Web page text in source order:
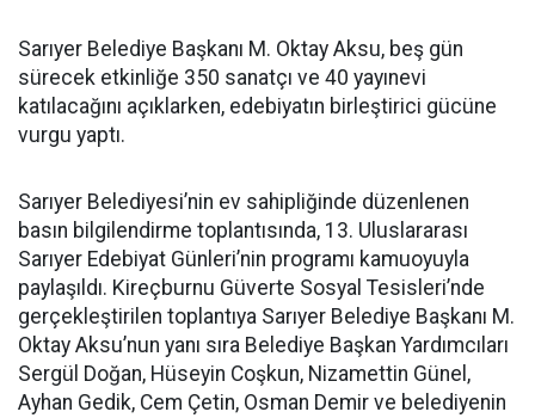
Sarıyer Belediye Başkanı M. Oktay Aksu, beş gün
sürecek etkinliğe 350 sanatçı ve 40 yayınevi
katılacağını açıklarken, edebiyatın birleştirici gücüne
vurgu yaptı.
Sarıyer Belediyesi’nin ev sahipliğinde düzenlenen
basın bilgilendirme toplantısında, 13. Uluslararası
Sarıyer Edebiyat Günleri’nin programı kamuoyuyla
paylaşıldı. Kireçburnu Güverte Sosyal Tesisleri’nde
gerçekleştirilen toplantıya Sarıyer Belediye Başkanı M.
Oktay Aksu’nun yanı sıra Belediye Başkan Yardımcıları
Sergül Doğan, Hüseyin Coşkun, Nizamettin Günel,
Ayhan Gedik, Cem Çetin, Osman Demir ve belediyenin